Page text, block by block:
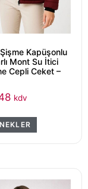
Kapüşonlu
Mont Su İtici
Cepli Ceket –
kdv